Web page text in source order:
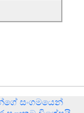
සංගමයෙන්